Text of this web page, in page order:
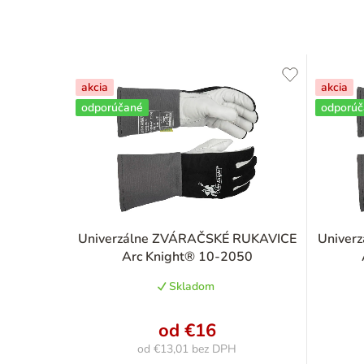
akcia
odporúčané
Univerzálne ZVÁRAČSKÉ RUKAVICE
Arc Knight® 10-2050
Skladom
od €16
od €13,01 bez DPH
akcia